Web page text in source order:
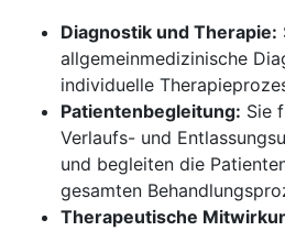
Diagnostik und Therapie:
allgemeinmedizinische
individuelle
Patientenbegleitung: Sie
Verlaufs- und
und begleiten die
gesamten
Therapeutische